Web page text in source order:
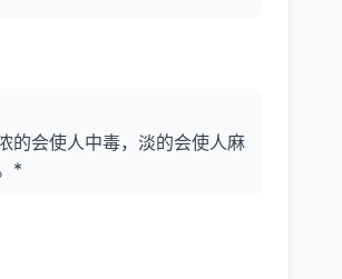
的会使人中毒，淡的会使人麻
*